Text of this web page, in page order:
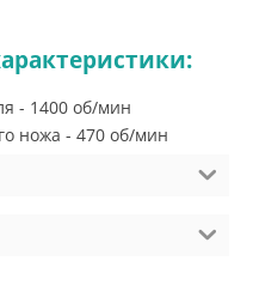
- 1400 об/мин
ножа - 470 об/мин